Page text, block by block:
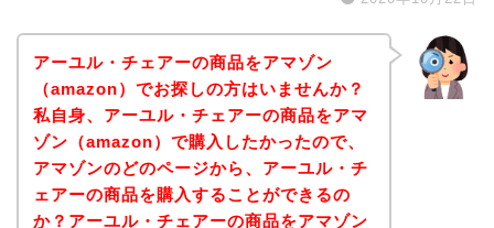
アーユル・チェアーの商品をアマゾン
（amazon）でお探しの方はいませんか？
私自身、アーユル・チェアーの商品をアマ
ゾン（amazon）で購入したかったので、
アマゾンのどのページから、アーユル・チ
ェアーの商品を購入することができるの
か？アーユル・チェアーの商品をアマゾン